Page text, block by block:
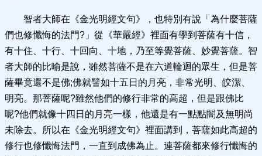
智者大師在《金光明經文句》，也特別有說「為什麼菩薩
們也修懺悔的法門?」從《華嚴經》裡面有學到菩薩有十信，
有十住、十行、十回向、十地，乃至等覺菩薩、妙覺菩薩。智
者大師的比喻是說，雖然菩薩不是在六道輪迴的眾生，但是菩
薩畢竟還不是佛;佛就譬如十五日的月亮，非常光明、皎潔、
明亮。那菩薩呢?雖然他們的修行非常的高超，但是跟佛比
呢?他們就像十四日的月亮一樣，他還是有一點點闇及無明尚
未除去。所以在《金光明經文句》裡面講到，菩薩如此高超的
修行也修懺悔法門，一直到成佛為止。連菩薩都來修行懺悔的